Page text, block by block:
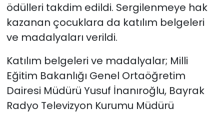
ödülleri takdim edildi. Sergilenmeye hak
kazanan çocuklara da katılım belgeleri
ve madalyaları verildi.
Katılım belgeleri ve madalyalar; Milli
Eğitim Bakanlığı Genel Ortaöğretim
Dairesi Müdürü Yusuf İnanıroğlu, Bayrak
Radyo Televizyon Kurumu Müdürü